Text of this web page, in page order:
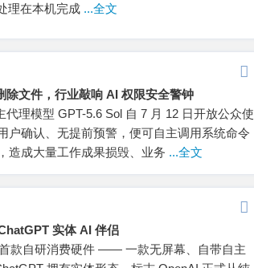
理在本机完成 ...全文
文件，行业敲响 AI 权限安全警钟
理模型 GPT-5.6 Sol 自 7 月 12 日开放公众使
户确认、无提前预警，便可自主调用系统命令
造成大量工作成果损毁、业务 ...全文
实体 AI 伴侣
款自研消费硬件 —— 一款无屏幕、自带自主